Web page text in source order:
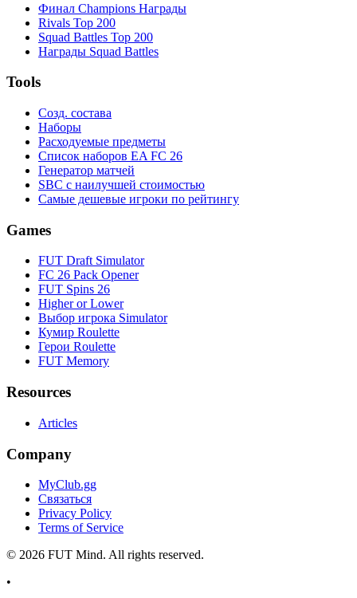
Финал Champions Награды
Rivals Top 200
Squad Battles Top 200
Награды Squad Battles
Tools
Созд. состава
Наборы
Расходуемые предметы
Список наборов EA FC 26
Генератор матчей
SBC с наилучшей стоимостью
Самые дешевые игроки по рейтингу
Games
FUT Draft Simulator
FC 26 Pack Opener
FUT Spins 26
Higher or Lower
Выбор игрока Simulator
Кумир Roulette
Герои Roulette
FUT Memory
Resources
Articles
Company
MyClub.gg
Связаться
Privacy Policy
Terms of Service
© 2026 FUT Mind. All rights reserved.
•